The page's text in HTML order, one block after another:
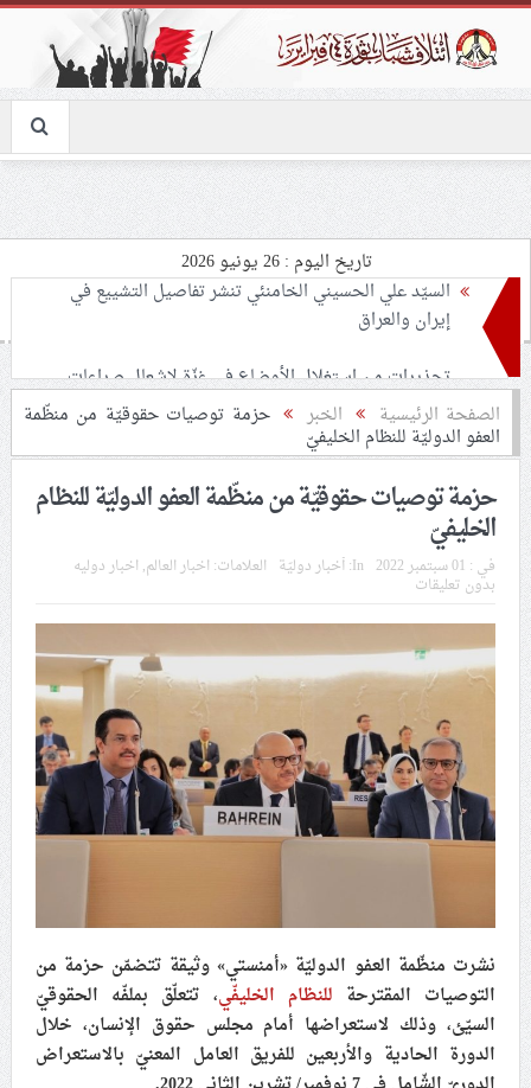
تاريخ اليوم : 26 يونيو 2026
تحذيرات من استغلال الأوضاع في غزّة لإشعال صراعات
ملفّ إنسانيّ مؤلم.. الأسيرات الفلسطينيّات بين القمع
والإهمال الطبي
55 مأتمًا وحسينيّة يعترضون على الإجراءات القمعيّة للنظام
في موسم عاشوراء
ويعتقل العشرات من الشبّان
الموقف الأسبوعيّ: شعب البحرين سيقطع الأيدي التي تنال
من شعائر عاشوراء.. ولن يساوم على هويّته وقيمه في
الحريّة والتحرير
مقال: عاشوراء البحرين… ميدان جهاد بالكلمة
الفقيه القائد قاسم: لن تقتلوا الحسين.. إنّ الحسين سيقتل
انطلاق المحادثات الإيرانيّة- الأمريكيّة في سويسرا
الصفحة الرئيسية الخبر حزمة توصيات حقوقيّة من منظّمة
العفو الدوليّة للنظام الخليفيّ
حزمة توصيات حقوقيّة من منظّمة العفو الدوليّة للنظام
الخليفيّ
في : 01 سبتمبر 2022 In: أخبار دوليّة العلامات: اخبار العالم, اخبار دوليه
بدون تعليقات
نشرت منظّمة العفو الدوليّة «أمنستي» وثيقة تتضمّن حزمة من
التوصيات المقترحة للنظام الخليفّي، تتعلّق بملفّه الحقوقيّ
السيّئ، وذلك لاستعراضها أمام مجلس حقوق الإنسان، خلال
الدورة الحادية والأربعين للفريق العامل المعنيّ بالاستعراض